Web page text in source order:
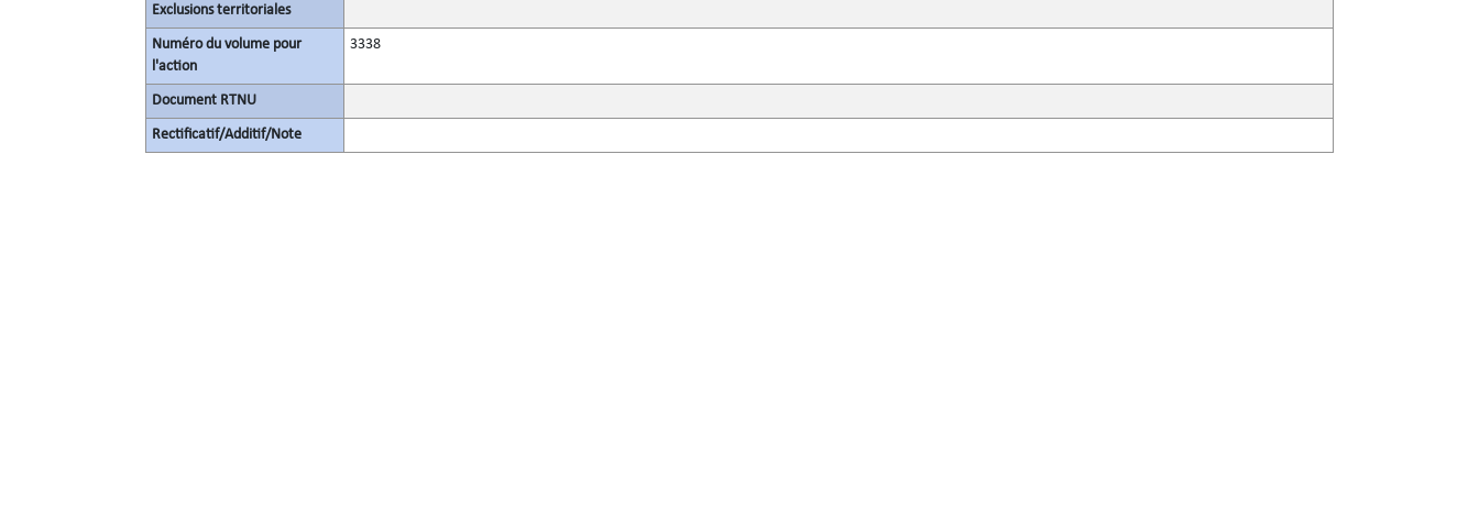
Exclusions territoriales
Numéro du volume pour
l'action
3338
Document RTNU
Rectificatif/Additif/Note